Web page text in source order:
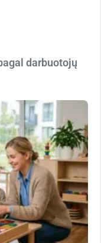
darbuotojų